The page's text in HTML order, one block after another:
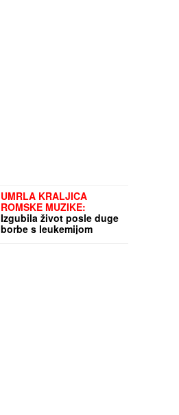
UMRLA KRALJICA
ROMSKE MUZIKE:
Izgubila život posle duge
borbe s leukemijom